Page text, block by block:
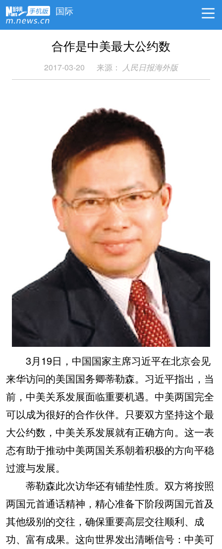
国际
合作是中美最大公约数
2017-03-20 来源： 人民日报海外版
3月19日，中国国家主席习近平在北京会见
来华访问的美国国务卿蒂勒森。习近平指出，当
前，中美关系发展面临重要机遇。中美两国完全
可以成为很好的合作伙伴。只要双方坚持这个最
大公约数，中美关系发展就有正确方向。这一表
态有助于推动中美两国关系朝着积极的方向平稳
过渡与发展。
蒂勒森此次访华还有铺垫性质。双方将按照
两国元首通话精神，精心准备下阶段两国元首及
其他级别的交往，确保重要高层交往顺利、成
功、富有成果。这向世界发出清晰信号：中美可